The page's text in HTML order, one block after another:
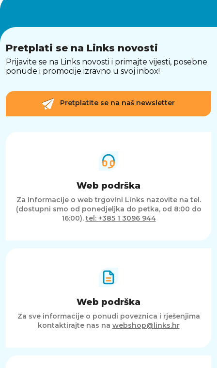
Pretplati se na Links novosti
Prijavite se na Links novosti i primajte vijesti, posebne
ponude i promocije izravno u svoj inbox!
Pretplatite se na naš newsletter
Web podrška
Za informacije o web trgovini Links nazovite na tel.
(dostupni smo od ponedjeljka do petka, od 8:00 do
16:00).tel: +385 1 3096 944
Web podrška
Za sve informacije o ponudi poveznica i rješenjima
kontaktirajte nas na webshop@links.hr